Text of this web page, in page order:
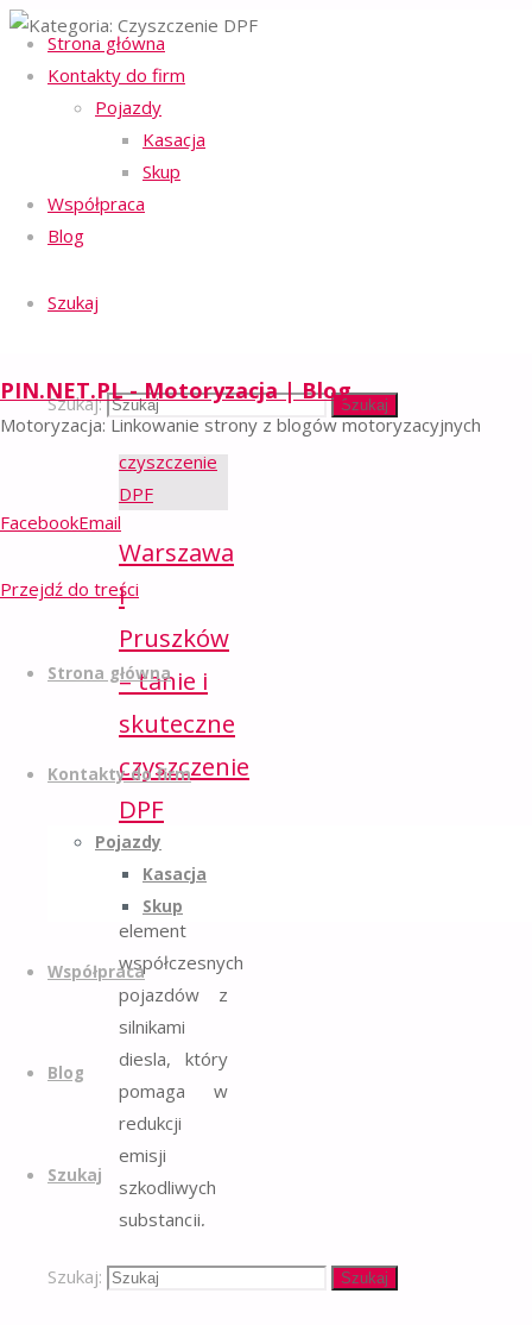
Strona główna
Kontakty do firm
Pojazdy
Kasacja
Skup
Współpraca
Blog
Szukaj
Szukaj: Szukaj
PIN.NET.PL - Motoryzacja | Blog
Motoryzacja: Linkowanie strony z blogów motoryzacyjnych
FacebookEmail
Przejdź do treści
Strona główna
Kontakty do firm
Pojazdy
Kasacja
Skup
Współpraca
Blog
Szukaj
Szukaj: Szukaj
Strona główna
Serwis silników
Archiwum dla
Kategoria:
Czyszczenie
Warszawa
i
Pruszków
– tanie i
skuteczne
czyszczenie
DPF
Filtry DPF to
nieodłączny
element
współczesnych
pojazdów z
silnikami
diesla, który
pomaga w
redukcji
emisji
szkodliwych
substancji,
środowisko.